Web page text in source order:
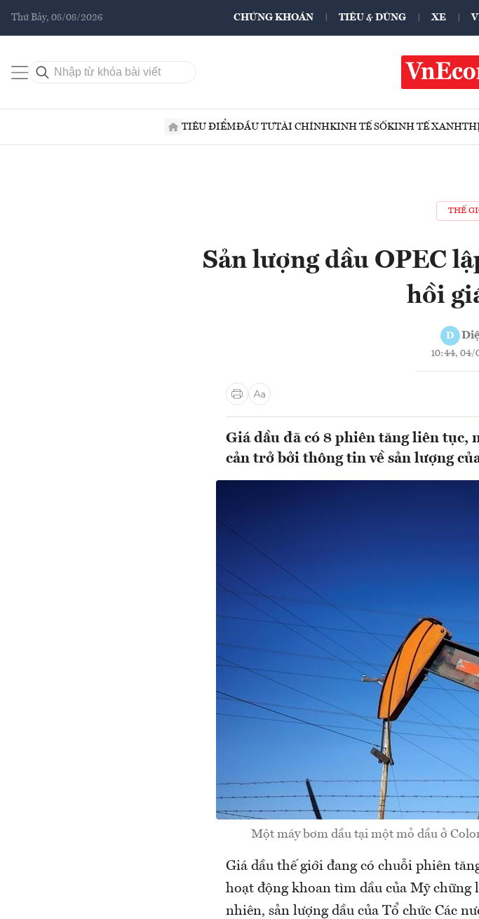
Thứ Bảy, 08/08/2026 CHỨNG KHOÁN TIÊU & DÙNG XE
TIÊU ĐIỂMĐẦU TƯTÀI CHÍNHKINH TẾ SỐKINH TẾ XANH
THẾ
Sản lượng dầu OPEC
hồi
D
10:44, 04/
Giá dầu đã có 8 phiên tăng liên tục,
cản trở bởi thông tin về sản lượng
Một máy bơm dầu tại một mỏ dầu ở
Giá dầu thế giới đang có chuỗi phiên
hoạt động khoan tìm dầu của Mỹ chững
nhiên, sản lượng dầu của Tổ chức Các